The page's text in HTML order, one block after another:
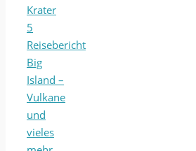
Krater
5
Reisebericht
Big
Island –
Vulkane
und
vieles